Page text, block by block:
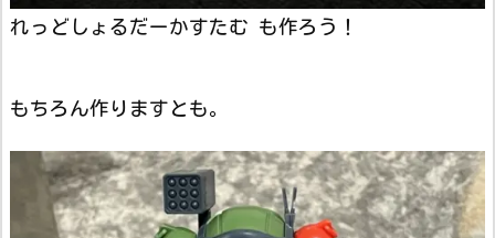
れっどしょるだーかすたむ も作ろう！
もちろん作りますとも。